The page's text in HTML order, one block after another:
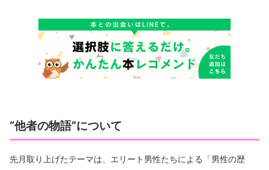
“他者の物語”について
先月取り上げたテーマは、エリート男性たちによる「男性の歴